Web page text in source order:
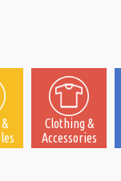
Clothing &
Accessories